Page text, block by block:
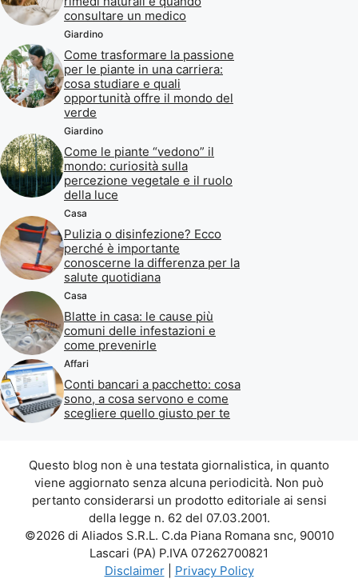
consultare un medico
Giardino
Come trasformare la passione
per le piante in una carriera:
cosa studiare e quali
opportunità offre il mondo del
verde
Giardino
Come le piante “vedono” il
mondo: curiosità sulla
percezione vegetale e il ruolo
della luce
Casa
Pulizia o disinfezione? Ecco
perché è importante
conoscerne la differenza per la
salute quotidiana
Casa
Blatte in casa: le cause più
comuni delle infestazioni e
come prevenirle
Affari
Conti bancari a pacchetto: cosa
sono, a cosa servono e come
scegliere quello giusto per te
Questo blog non è una testata giornalistica, in quanto
viene aggiornato senza alcuna periodicità. Non può
pertanto considerarsi un prodotto editoriale ai sensi
della legge n. 62 del 07.03.2001.
©2026 di Aliados S.R.L. C.da Piana Romana snc, 90010
Lascari (PA) P.IVA 07262700821
Disclaimer| Privacy Policy